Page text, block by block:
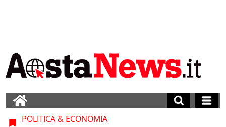
POLITICA & ECONOMIA